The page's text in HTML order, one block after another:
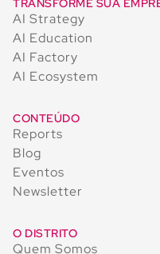
TRANSFORME SUA
AI Strategy
AI Education
AI Factory
AI Ecosystem
CONTEÚDO
Reports
Blog
Eventos
Newsletter
O DISTRITO
Quem Somos